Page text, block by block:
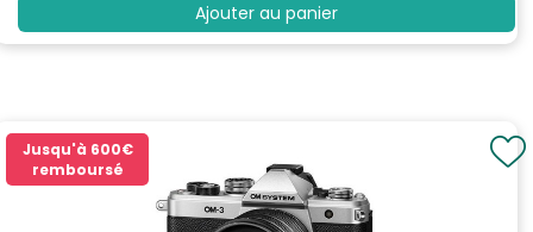
Ajouter au panier
Jusqu'à 600€
remboursé